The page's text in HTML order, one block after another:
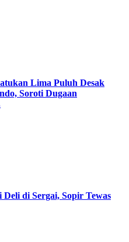
Lima Puluh Desak
Soroti Dugaan
di Sergai, Sopir Tewas